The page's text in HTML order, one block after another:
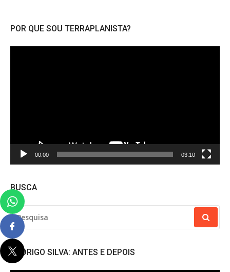
POR QUE SOU TERRAPLANISTA?
00:00 03:10
BUSCA
PESQUISAR
POR:
RODRIGO SILVA: ANTES E DEPOIS